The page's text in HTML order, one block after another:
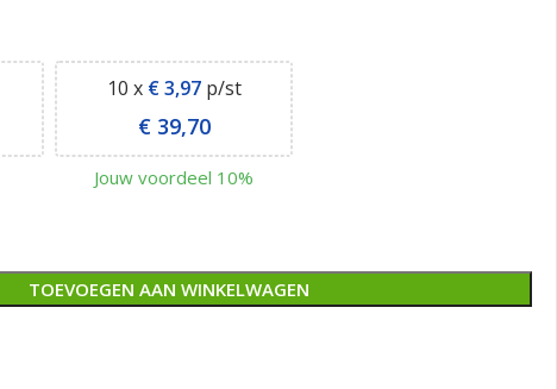
10 x €3,97p/st
€39,70
Jouw voordeel 10%
TOEVOEGEN AAN WINKELWAGEN